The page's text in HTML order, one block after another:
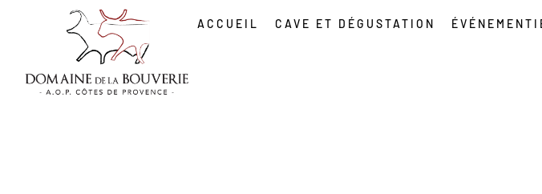
ACCUEIL CAVE ET DÉGUSTATION